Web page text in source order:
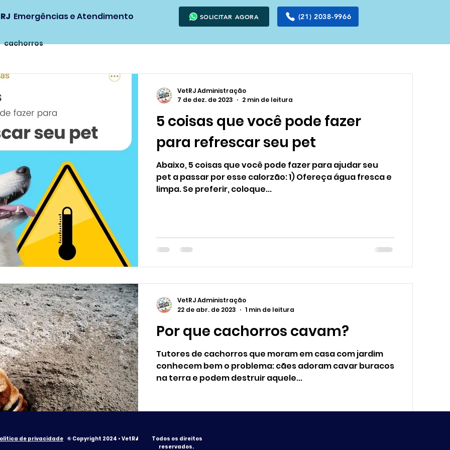
Emergências e Atendimento SOLICITAR AGORA (21) 2038-9966
cachorros
5 coisas que você pode fazer
para refrescar seu pet
Abaixo, 5 coisas que você pode fazer para ajudar seu
pet a passar por esse calorzão: 1) Ofereça água fresca e
limpa. Se preferir, coloque...
VetRJ Administração
7 de dez. de 2023
2 min de leitura
Por que cachorros cavam?
Tutores de cachorros que moram em casa com jardim
conhecem bem o problema: cães adoram cavar buracos
na terra e podem destruir aquele...
VetRJ Administração
22 de abr. de 2023
1 min de leitura
de privacidade © Copyright 2024 • VetRJ
Todos os direitos
reservados.
•